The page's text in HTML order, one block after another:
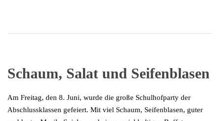
Schaum, Salat und Seifenblasen
Am Freitag, den 8. Juni, wurde die große Schulhofparty der
Abschlussklassen gefeiert. Mit viel Schaum, Seifenblasen, guter